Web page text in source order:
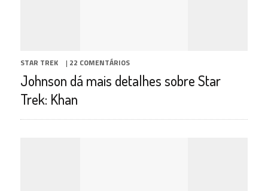
STAR TREK | 22 COMENTÁRIOS
Johnson dá mais detalhes sobre Star
Trek: Khan